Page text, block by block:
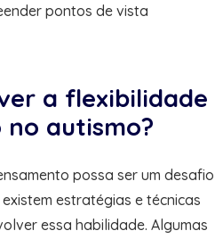
pontos de vista
a flexibilidade
autismo?
possa ser um desafio
estratégias e técnicas
essa habilidade. Algumas